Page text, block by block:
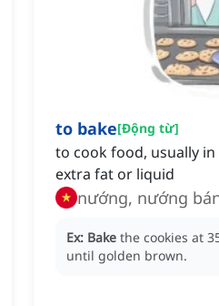
to bake[Động từ]
to cook food, usually
extra fat or liquid
nướng, nướng
Ex: Bake the cookies at
until golden brown.